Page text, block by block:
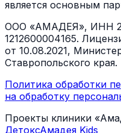
является основным
ООО «АМАДЕЯ», ИНН
1212600004165.
от 10.08.2021,
Ставропольского края.
Политика обработки
на обработку
Проекты клиники
ДетоксАмадея Kids